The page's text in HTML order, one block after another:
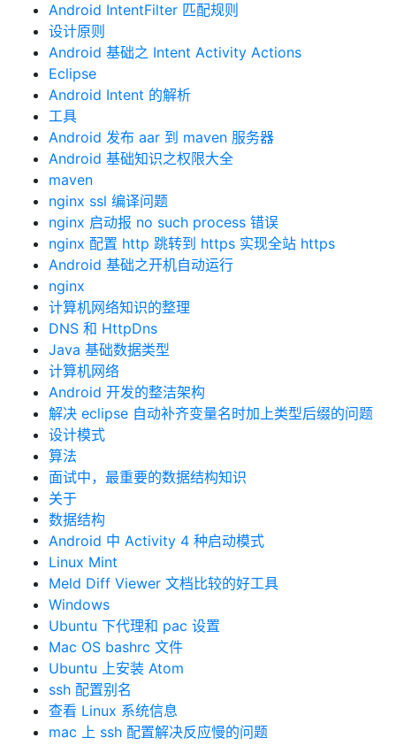
Android IntentFilter 匹配规则
设计原则
Android 基础之 Intent Activity Actions
Eclipse
Android Intent 的解析
工具
Android 发布 aar 到 maven 服务器
Android 基础知识之权限大全
maven
nginx ssl 编译问题
nginx 启动报 no such process 错误
nginx 配置 http 跳转到 https 实现全站 https
Android 基础之开机自动运行
nginx
计算机网络知识的整理
DNS 和 HttpDns
Java 基础数据类型
计算机网络
Android 开发的整洁架构
解决 eclipse 自动补齐变量名时加上类型后缀的问题
设计模式
算法
面试中，最重要的数据结构知识
关于
数据结构
Android 中 Activity 4 种启动模式
Linux Mint
Meld Diff Viewer 文档比较的好工具
Windows
Ubuntu 下代理和 pac 设置
Mac OS bashrc 文件
Ubuntu 上安装 Atom
ssh 配置别名
查看 Linux 系统信息
mac 上 ssh 配置解决反应慢的问题